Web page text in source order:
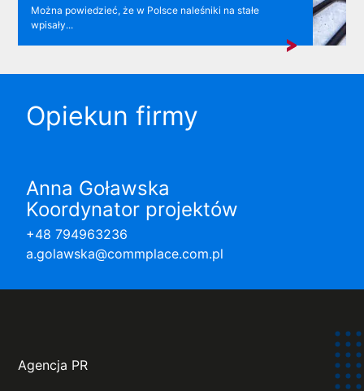
Można powiedzieć, że w Polsce naleśniki na stałe
wpisały...
Opiekun firmy
Anna Goławska
Koordynator projektów
+48 794963236
a.golawska@commplace.com.pl
Agencja PR